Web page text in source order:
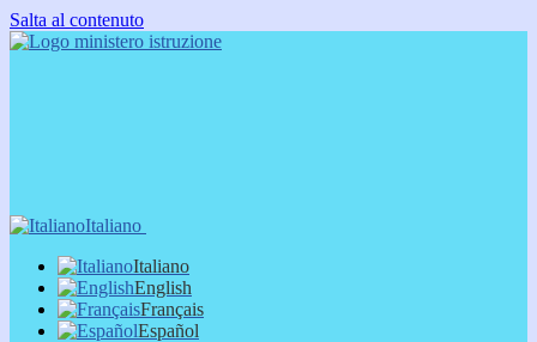
Salta al contenuto
Italiano
Italiano
English
Français
Español